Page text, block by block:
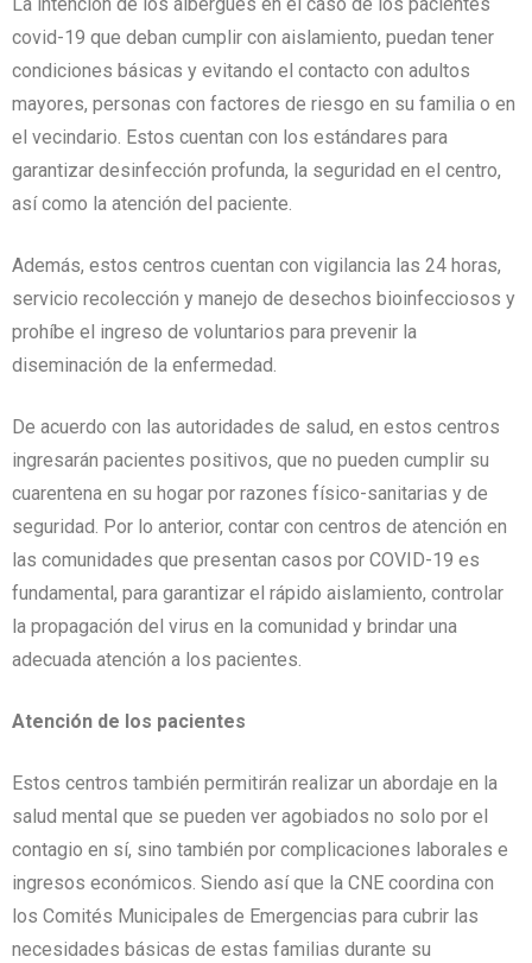
covid-19 que deban cumplir con aislamiento, puedan tener
condiciones básicas y evitando el contacto con adultos
mayores, personas con factores de riesgo en su familia o en
el vecindario. Estos cuentan con los estándares para
garantizar desinfección profunda, la seguridad en el centro,
así como la atención del paciente.
Además, estos centros cuentan con vigilancia las 24 horas,
servicio recolección y manejo de desechos bioinfecciosos y
prohíbe el ingreso de voluntarios para prevenir la
diseminación de la enfermedad.
De acuerdo con las autoridades de salud, en estos centros
ingresarán pacientes positivos, que no pueden cumplir su
cuarentena en su hogar por razones físico-sanitarias y de
seguridad. Por lo anterior, contar con centros de atención en
las comunidades que presentan casos por COVID-19 es
fundamental, para garantizar el rápido aislamiento, controlar
la propagación del virus en la comunidad y brindar una
adecuada atención a los pacientes.
Atención de los pacientes
Estos centros también permitirán realizar un abordaje en la
salud mental que se pueden ver agobiados no solo por el
contagio en sí, sino también por complicaciones laborales e
ingresos económicos. Siendo así que la CNE coordina con
los Comités Municipales de Emergencias para cubrir las
necesidades básicas de estas familias durante su